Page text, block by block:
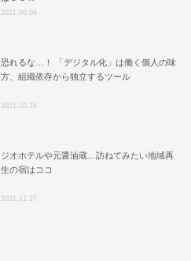
2021.06.04
恐れるな…！ 「デジタル化」は働く個人の味
方、組織依存から独立するツール
2021.10.24
ジオホテルや元醤油蔵…訪ねてみたい地域再
生の宿はココ
2021.11.27